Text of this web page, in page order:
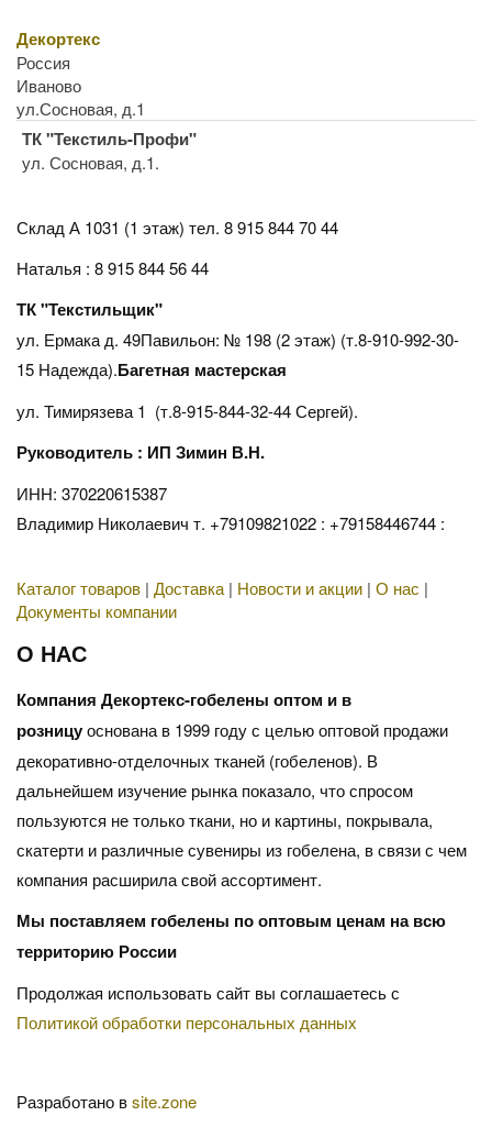
Декортекс
Россия
Иваново
ул.Сосновая, д.1
ТК "Текстиль-Профи"
ул. Сосновая, д.1.
Склад А 1031 (1 этаж) тел. 8 915 844 70 44
Наталья : 8 915 844 56 44
ТК "Текстильщик"
ул. Ермака д. 49Павильон: № 198 (2 этаж) (т.8-910-992-30-
15 Надежда).Багетная мастерская
ул. Тимирязева 1 (т.8-915-844-32-44 Сергей).
Руководитель : ИП Зимин В.Н.
ИНН: 370220615387
Владимир Николаевич т. +79109821022 : +79158446744 :
Каталог товаров | Доставка | Новости и акции | О нас |
Документы компании
О НАС
Компания Декортекс-гобелены оптом и в
розницуоснована в 1999 году с целью оптовой продажи
декоративно-отделочных тканей (гобеленов). В
дальнейшем изучение рынка показало, что спросом
пользуются не только ткани, но и картины, покрывала,
скатерти и различные сувениры из гобелена, в связи с чем
компания расширила свой ассортимент.
Мы поставляем гобелены по оптовым ценам на всю
территорию России
Продолжая использовать сайт вы соглашаетесь с
Политикой обработки персональных данных
Разработано вsite.zone